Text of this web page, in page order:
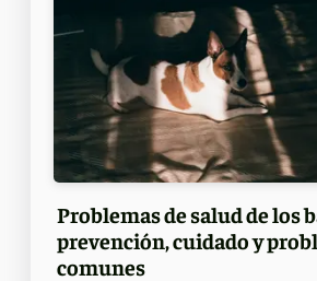
Problemas de salud de los
prevención, cuidado y
comunes